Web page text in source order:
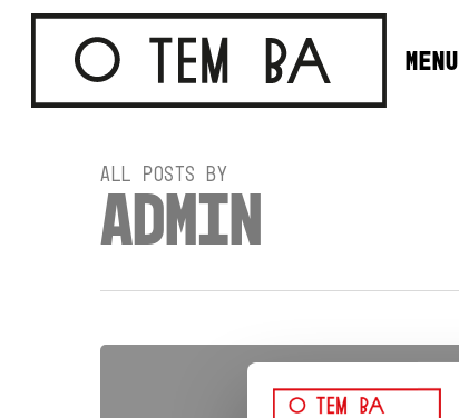
SKIP
CONTENT
MENU
All Posts By
ADMIN
HELLO